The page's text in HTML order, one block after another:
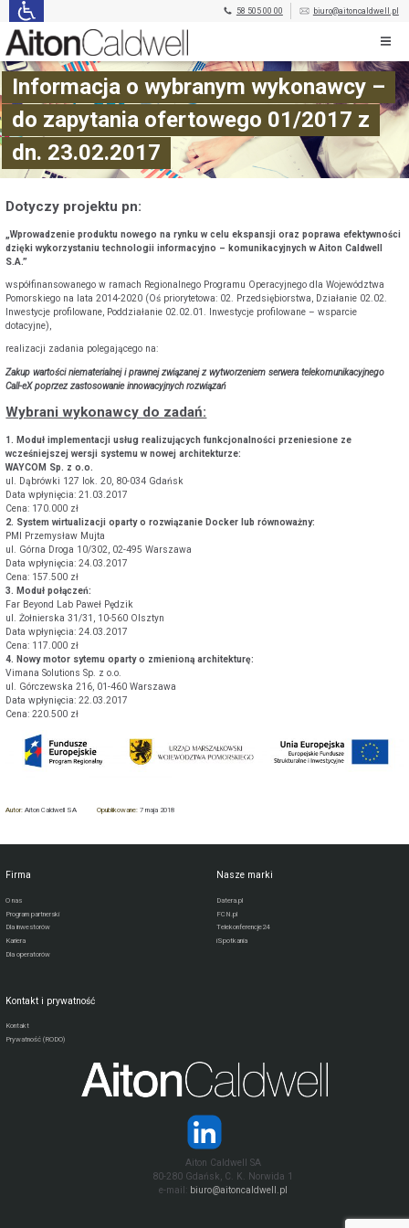
58 505 00 00 biuro@aitoncaldwell.pl
Informacja o wybranym wykonawcy –
do zapytania ofertowego 01/2017 z
dn. 23.02.2017
Dotyczy projektu pn:
„Wprowadzenie produktu nowego na rynku w celu ekspansji oraz poprawa efektywności
dzięki wykorzystaniu technologii informacyjno – komunikacyjnych w Aiton Caldwell
S.A.”
współfinansowanego w ramach Regionalnego Programu Operacyjnego dla Województwa
Pomorskiego na lata 2014-2020 (Oś priorytetowa: 02. Przedsiębiorstwa, Działanie 02.02.
Inwestycje profilowane, Poddziałanie 02.02.01. Inwestycje profilowane – wsparcie
dotacyjne),
realizacji zadania polegającego na:
Zakup wartości niematerialnej i prawnej związanej z wytworzeniem serwera telekomunikacyjnego
Call-eX poprzez zastosowanie innowacyjnych rozwiązań
Wybrani wykonawcy do zadań:
1. Moduł implementacji usług realizujących funkcjonalności przeniesione ze
wcześniejszej wersji systemu w nowej architekturze:
WAYCOM Sp. z o.o.
ul. Dąbrówki 127 lok. 20, 80-034 Gdańsk
Data wpłynięcia: 21.03.2017
Cena: 170.000 zł
2. System wirtualizacji oparty o rozwiązanie Docker lub równoważny:
PMI Przemysław Mujta
ul. Górna Droga 10/302, 02-495 Warszawa
Data wpłynięcia: 24.03.2017
Cena: 157.500 zł
3. Moduł połączeń:
Far Beyond Lab Paweł Pędzik
ul. Żołnierska 31/31, 10-560 Olsztyn
Data wpłynięcia: 24.03.2017
Cena: 117.000 zł
4. Nowy motor sytemu oparty o zmienioną architekturę:
Vimana Solutions Sp. z o.o.
ul. Górczewska 216, 01-460 Warszawa
Data wpłynięcia: 22.03.2017
Cena: 220.500 zł
Autor:Aiton Caldwell SA Opublikowane: 7 maja 2018
Firma
O nas
Program partnerski
Dla inwestorów
Kariera
Dla operatorów
Nasze marki
Datera.pl
FCN.pl
Telekonferencje24
iSpotkania
Kontakt i prywatność
Kontakt
Prywatność (RODO)
Aiton Caldwell SA
80-280 Gdańsk, C. K. Norwida 1
e-mail: biuro@aitoncaldwell.pl